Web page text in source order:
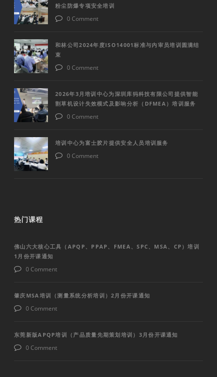
粉尘防爆专项安全培训
0 Comment
和林公司2024年度ISO14001标准与内审员培训圆满结
束
0 Comment
2026年3月培训中心为深圳库犸科技有限公司提供智能
割草机设计失效模式及影响分析（DFMEA）培训服务
0 Comment
培训中心为富士胶片提供安全人员培训服务
0 Comment
热门课程
佛山六大核心工具（APQP、PPAP、FMEA、SPC、MSA、CP）培训
1月份开课通知
0 Comment
肇庆MSA培训（测量系统分析培训）2月份开课通知
0 Comment
东莞新版APQP培训（产品质量先期策划培训）3月份开课通知
0 Comment